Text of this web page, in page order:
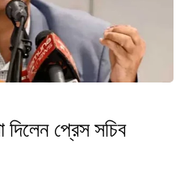
দিলেন প্রেস সচিব